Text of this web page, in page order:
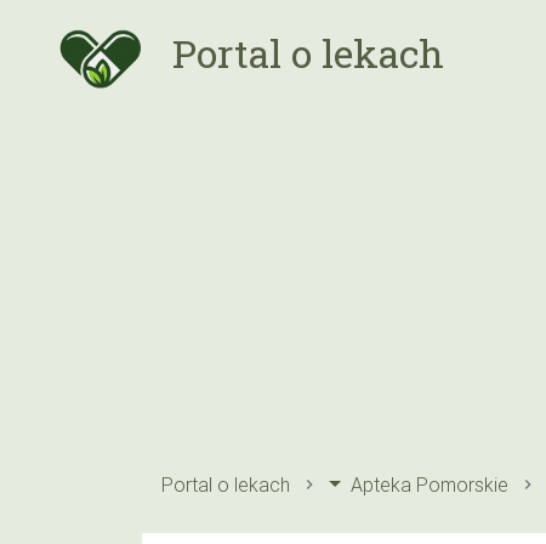
Portal o lekach
Portal o lekach Apteka Pomorskie